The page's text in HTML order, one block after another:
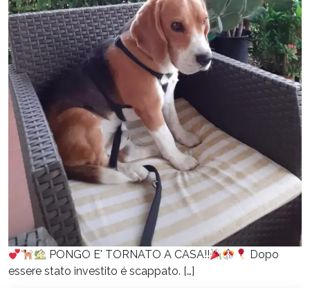
PONGO E' TORNATO A CASA!!
Dopo
essere stato investito é scappato. […]